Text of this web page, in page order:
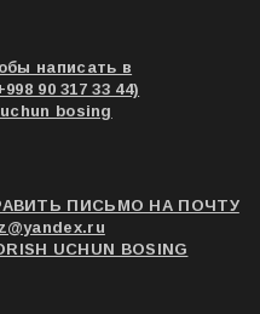
написать в
90 317 33 44)
bosing
ПИСЬМО НА ПОЧТУ
UCHUN BOSING